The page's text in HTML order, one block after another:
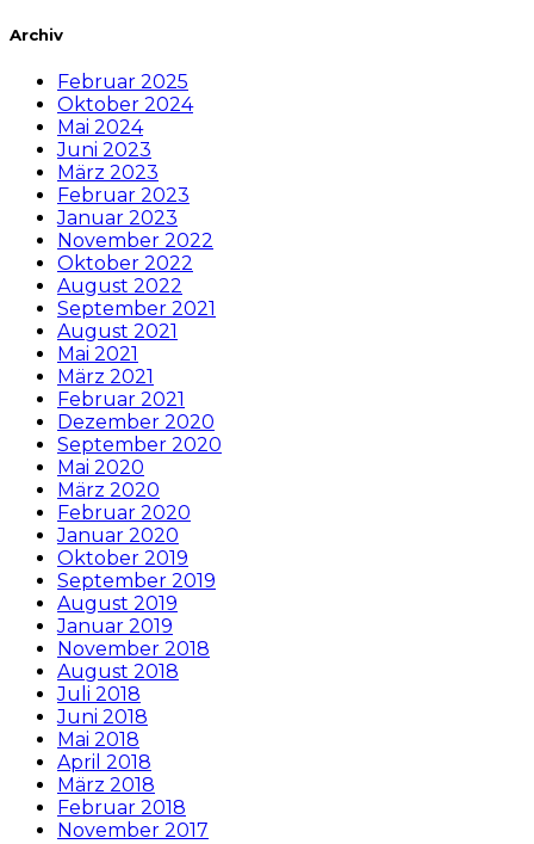
Archiv
Februar 2025
Oktober 2024
Mai 2024
Juni 2023
März 2023
Februar 2023
Januar 2023
November 2022
Oktober 2022
August 2022
September 2021
August 2021
Mai 2021
März 2021
Februar 2021
Dezember 2020
September 2020
Mai 2020
März 2020
Februar 2020
Januar 2020
Oktober 2019
September 2019
August 2019
Januar 2019
November 2018
August 2018
Juli 2018
Juni 2018
Mai 2018
April 2018
März 2018
Februar 2018
November 2017